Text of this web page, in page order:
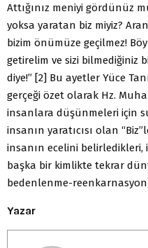
Attığınız meniyi gördünüz
yoksa yaratan biz miyiz?
bizim önümüze geçilmez!
getirelim ve sizi bilmediğiniz
diye!” [2] Bu ayetler Yüce
gerçeği özet olarak Hz.
insanlara düşünmeleri için
insanın yaratıcısı olan
insanın ecelini
başka bir kimlikte tekrar
bedenlenme-
Yazar